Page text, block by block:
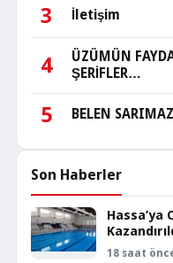
3 İletişim
4
ÜZÜMÜN
ŞERİFLER…
5 BELEN
Son Haberler
Hassa’ya
18 saat